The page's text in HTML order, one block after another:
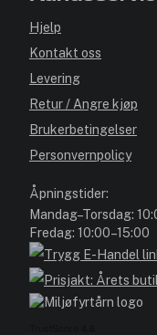
Hjelp
Kontakt oss
Levering
Retur / Angre kjøp
Brukerbetingelser
Personvernpolicy
Åpningstider:
Mandag–Torsdag:
Fredag: 10:00–15:00